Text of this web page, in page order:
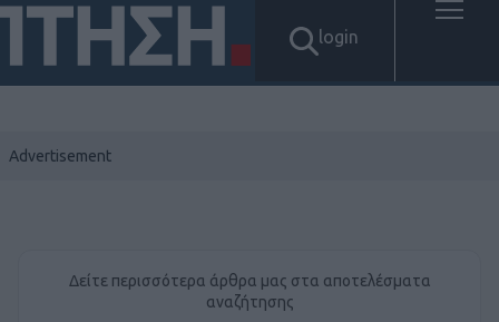
login
Δείτε περισσότερα άρθρα μας στα αποτελέσματα
αναζήτησης